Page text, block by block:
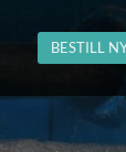
BESTILL